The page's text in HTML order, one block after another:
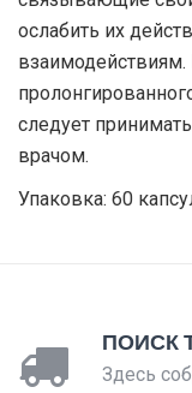
ослабить их
следует
врачом.
Упаковка: 60
ПОИСК
Здесь